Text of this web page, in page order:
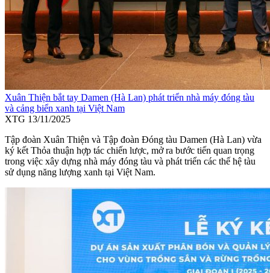
Xuân Thiện bắt tay Damen (Hà Lan) phát triển nhà máy đóng tàu
và cảng biển xanh tại Việt Nam
XTG 13/11/2025
Tập đoàn Xuân Thiện và Tập đoàn Đóng tàu Damen (Hà Lan) vừa
ký kết Thỏa thuận hợp tác chiến lược, mở ra bước tiến quan trọng
trong việc xây dựng nhà máy đóng tàu và phát triển các thế hệ tàu
sử dụng năng lượng xanh tại Việt Nam.